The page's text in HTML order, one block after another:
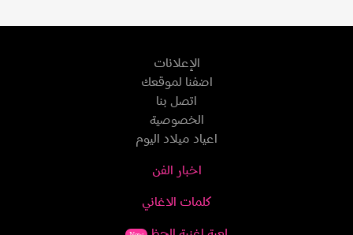
الإعلانات
اضفنا لموقعك
اتصل بنا
الخصوصية
اعياد ميلاد اليوم
اخبار الفن
كلمات الاغاني